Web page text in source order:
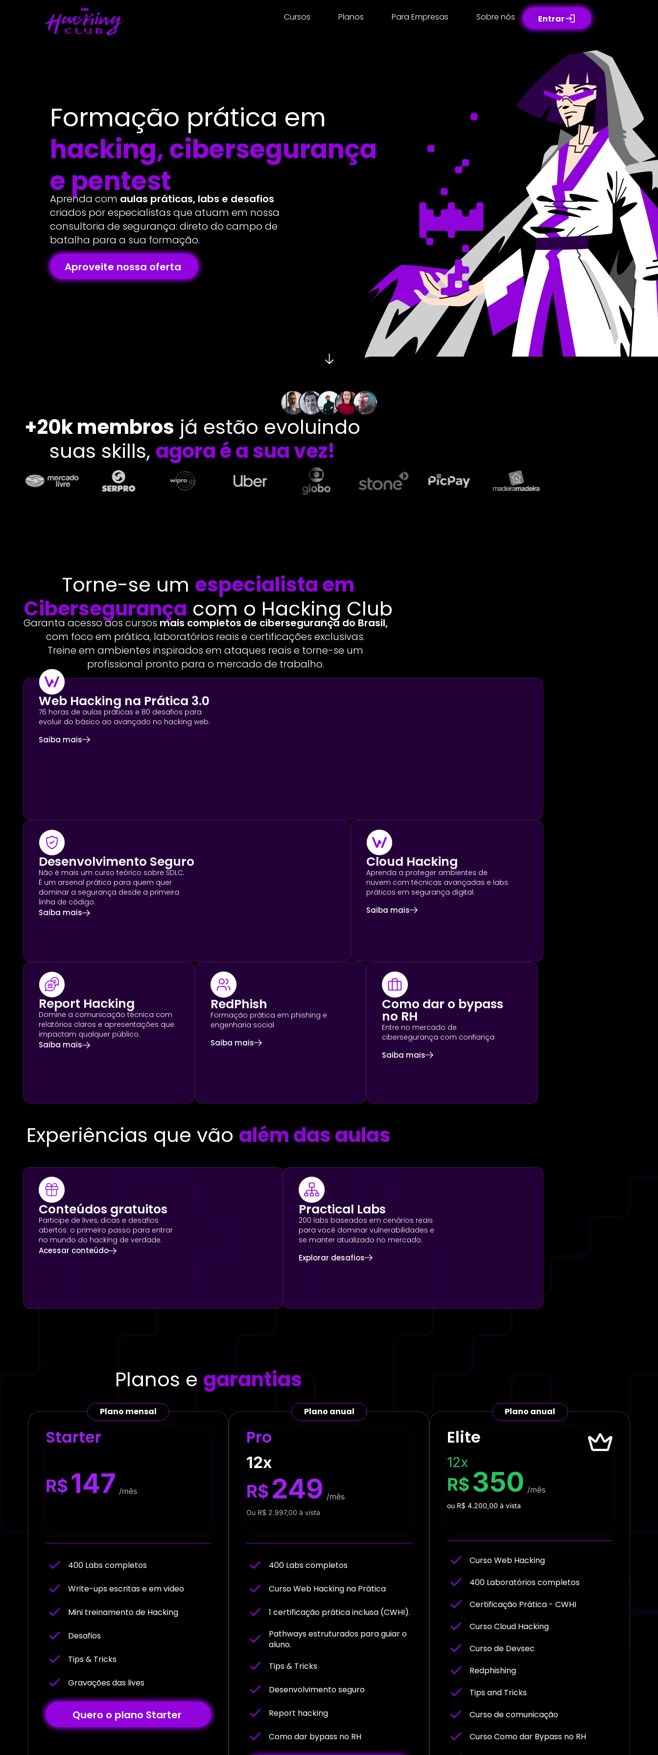
Cursos Planos Para Empresas Sobre nós Entrar
Formação prática em
hacking, cibersegurança
e pentest
Aprenda com aulas práticas, labs e desafios
criados por especialistas que atuam em nossa
consultoria de segurança: direto do campo de
batalha para a sua formação.
Aproveite nossa oferta
+20k membros já estão evoluindo
suas skills, agora é a sua vez!
Torne-se um especialista em
Cibersegurança com o Hacking Club
Garanta acesso aos cursos mais completos de cibersegurança do Brasil,
com foco em prática, laboratórios reais e certificações exclusivas.
Treine em ambientes inspirados em ataques reais e torne-se um
profissional pronto para o mercado de trabalho.
Web Hacking na Prática 3.0
76 horas de aulas práticas e 80 desafios para
evoluir do básico ao avançado no hacking web.
Saiba mais
Desenvolvimento Seguro
Não é mais um curso teórico sobre SDLC.
É um arsenal prático para quem quer
dominar a segurança desde a primeira
linha de código.
Saiba mais
Cloud Hacking
Aprenda a proteger ambientes de
nuvem com técnicas avançadas e labs
práticos em segurança digital.
Saiba mais
Report Hacking
Domine a comunicação técnica com
relatórios claros e apresentações que
impactam qualquer público.
Saiba mais
RedPhish
Formação prática em phishing e
engenharia social
Saiba mais
Como dar o bypass
no RH
Entre no mercado de
cibersegurança com confiança
Saiba mais
Experiências que vão além das aulas
Conteúdos gratuitos
Participe de lives, dicas e desafios
abertos: o primeiro passo para entrar
no mundo do hacking de verdade.
Acessar conteúdo
Practical Labs
200 labs baseados em cenários reais
para você dominar vulnerabilidades e
se manter atualizado no mercado.
Explorar desafios
Planos e garantias
Plano mensal
Starter
R$147 /mês
400 Labs completos
Write-ups escritas e em video
Mini treinamento de Hacking
Desafios
Tips & Tricks
Gravações das lives
Quero o plano Starter
Plano anual
Pro
12x
R$ 249 /mês
Ou R$ 2.997,00 à vista
400 Labs completos
Curso Web Hacking na Prática
1 certificação prática inclusa (CWHI).
Pathways estruturados para guiar o
aluno.
Tips & Tricks
Desenvolvimento seguro
Report hacking
Como dar bypass no RH
Plano anual
Elite
12x
R$350 /mês
ou R$ 4.200,00 à vista
Curso Web Hacking
400 Laboratórios completos
Certificação Prática - CWHI
Curso Cloud Hacking
Curso de Devsec
Redphishing
Tips and Tricks
Curso de comunicação
Curso Como dar Bypass no RH